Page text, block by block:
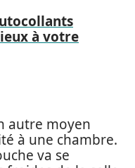
à votre
autre moyen
à une chambre.
va se